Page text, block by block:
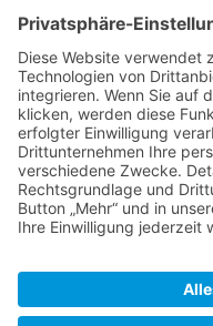
Motor
Liegeplätze
anderen Häfen
Sanitäre Anlagen
Nach sonstigen
Zuletzt bearbeitet